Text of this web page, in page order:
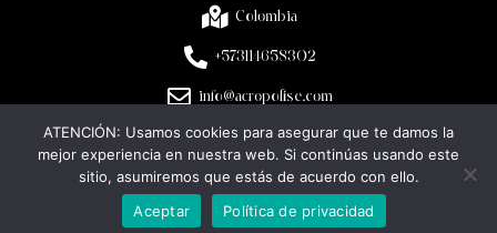
Colombia
+573114658302
info@acropolise.com
Legal
Políticas de privacidad
ATENCIÓN: Usamos cookies para asegurar que te damos la
mejor experiencia en nuestra web. Si continúas usando este
sitio, asumiremos que estás de acuerdo con ello.
Aceptar
Política de privacidad